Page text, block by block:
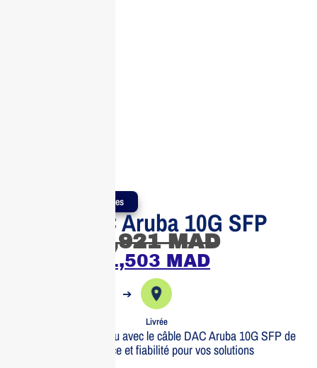
Produits Authentiques
Câble DAC Aruba 10G SFP
1,921MAD
1,503 MAD
➔
Livrée
Optimisez votre réseau avec le câble DAC Aruba 10G SFP de
1m. Haute performance et fiabilité pour vos solutions